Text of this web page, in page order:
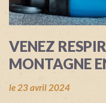
VENEZ
MONTAGNE
le 23 avril 2024
+